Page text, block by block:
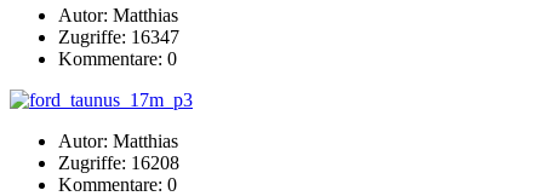
Autor: Matthias
Zugriffe: 16347
Kommentare: 0
Autor: Matthias
Zugriffe: 16208
Kommentare: 0